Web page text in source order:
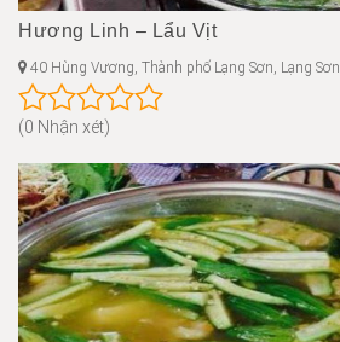
Hương Linh – Lẩu Vịt
40 Hùng Vương, Thành phố Lạng Sơn, Lạng Sơn
(0 Nhận xét)